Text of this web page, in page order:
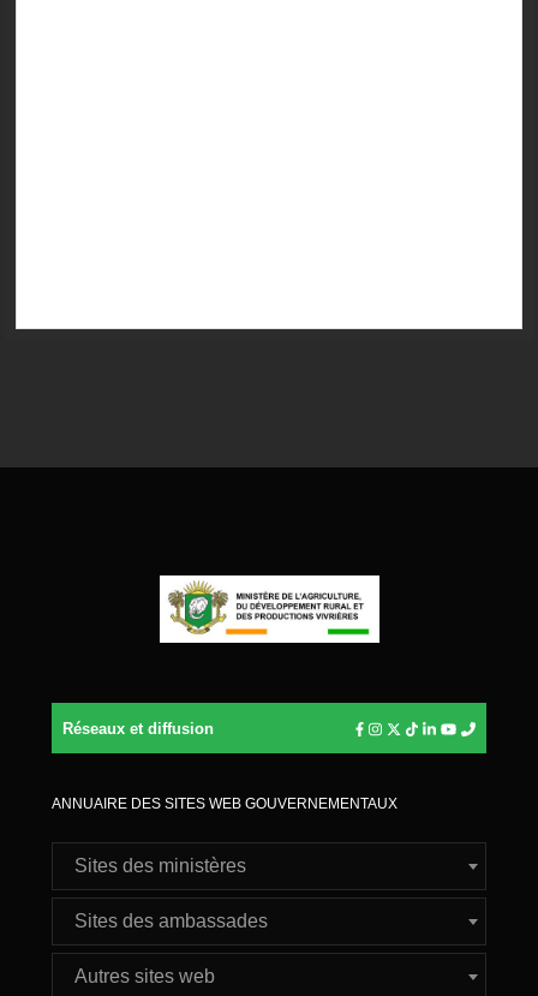
Réseaux et diffusion
ANNUAIRE DES SITES WEB GOUVERNEMENTAUX
Sites des ministères
Sites des ambassades
Autres sites web